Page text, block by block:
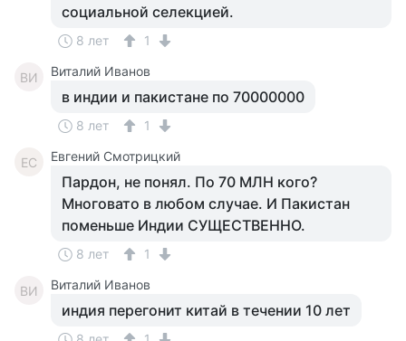
социальной селекцией.
8 лет 1
ВИ Виталий Иванов
в индии и пакистане по 70000000
8 лет 1
ЕС Евгений Смотрицкий
Пардон, не понял. По 70 МЛН кого?
Многовато в любом случае. И Пакистан
поменьше Индии СУЩЕСТВЕННО.
8 лет 1
ВИ Виталий Иванов
индия перегонит китай в течении 10 лет